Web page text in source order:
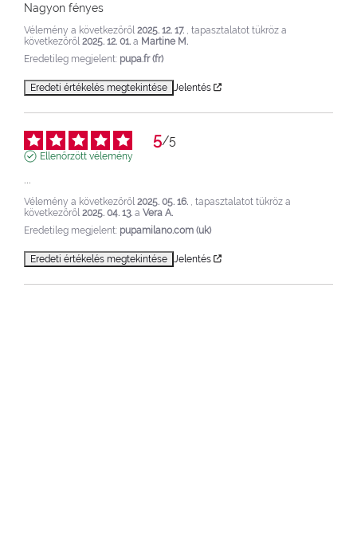
Nagyon fényes
Vélemény a következőről 2025. 12. 17. , tapasztalatot tükröz a
következőről 2025. 12. 01. a Martine M.
Eredetileg megjelent: pupa.fr (fr)
Eredeti értékelés megtekintése Jelentés
5/5
Ellenőrzött vélemény
Vélemény a következőről 2025. 05. 16. , tapasztalatot tükröz a
következőről 2025. 04. 13. a Vera A.
Eredetileg megjelent: pupamilano.com (uk)
Eredeti értékelés megtekintése Jelentés